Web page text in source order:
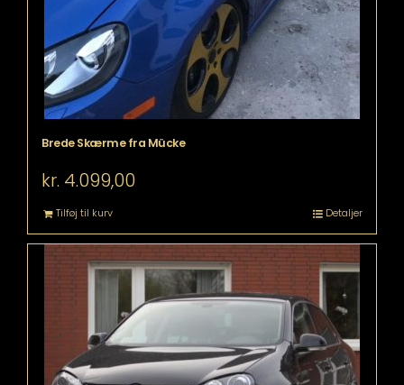
Brede Skærme fra Mücke
kr. 4.099,00
Tilføj til kurv Detaljer